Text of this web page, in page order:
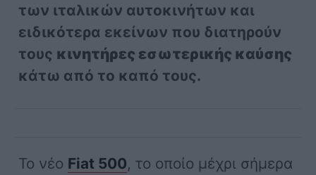
των ιταλικών αυτοκινήτων και
ειδικότερα εκείνων που διατηρούν
τους κινητήρες εσωτερικής καύσης
κάτω από το καπό τους.
Το νέο Fiat 500, το οποίο μέχρι σήμερα